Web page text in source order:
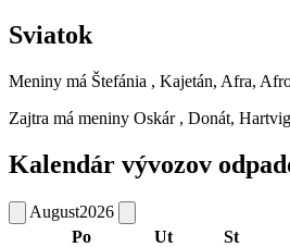
Sviatok
Meniny má Štefánia , Kajetán, Afra,
Zajtra má meniny Oskár , Donát,
Kalendár vývozov
August2026
Po
Ut St